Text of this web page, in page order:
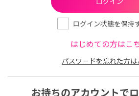
ログイン状態を保持
はじめての方はこ
パスワードを忘れた方は
お持ちのアカウントで